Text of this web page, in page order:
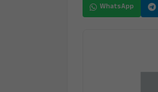
WhatsApp